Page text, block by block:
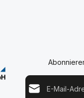
E-Mail-Adresse*